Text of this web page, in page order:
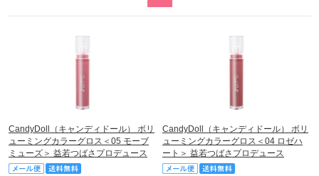
CandyDoll（キャンディドール） ボリ
ューミングカラーグロス＜05 モーブ
ミューズ＞ 益若つばさプロデュース
CandyDoll（キャンディドール） ボリ
ューミングカラーグロス＜04 ロゼハ
ート＞ 益若つばさプロデュース